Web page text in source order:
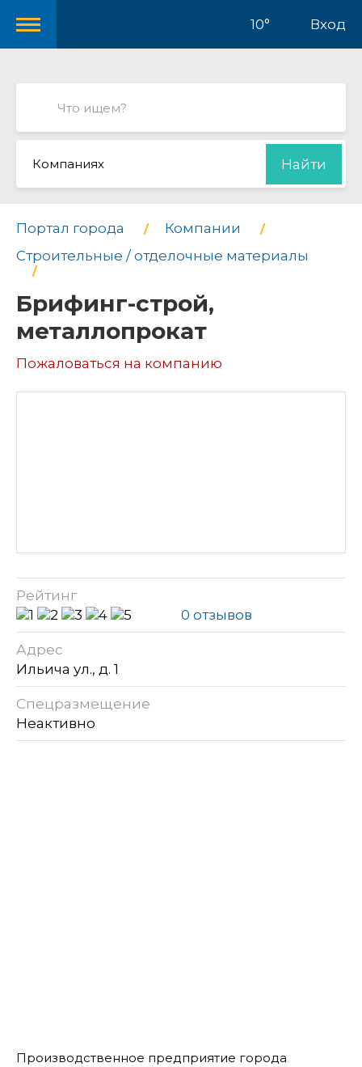
10° Вход
Компаниях Найти
Портал города
Компании
Строительные / отделочные материалы
Брифинг-строй,
металлопрокат
Пожаловаться на компанию
Рейтинг
0 отзывов
Адрес
Ильича ул., д. 1
Спецразмещение
Неактивно
Производственное предприятие города